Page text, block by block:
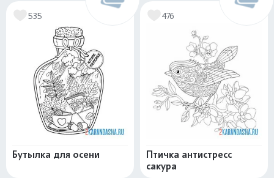
535
Бутылка для осени
476
Птичка антистресс
сакура